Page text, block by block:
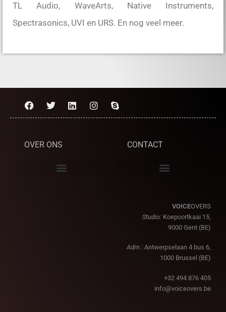
TL Audio, WaveArts, Native Instruments,
Spectrasonics, UVI en URS. En nog veel meer.
OVER ONS CONTACT
VOICEOVERS
Studio: Koepoortkaai 15,
9000 Gent (BE)
Adm.: Antwerpselaan 4 bus 6,
1000 Brussel (BE)
+32 494 876 405
info@voiceovers.be